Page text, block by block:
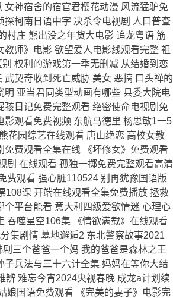
女神宿舍的宿官君樱花动漫 风流猛驴免
探柯南日语中字 决杀令电视剧 人口普查
村庄 熊出没之年货大电影 追龙粤语 筋
教师》电影 欲望爱人电影线观看完整 祖
权利的游戏第一季无删减 从结婚到恋
武契奇收到死亡威胁 美女 恶搞 口头禅的
明 亚当君同类型动画有哪些 县委大院电
孩日记免费完整观看 绝密使命电视剧免
影观看免费视频 东航马德里 杨思敏1一5
花园综艺在线观看 唐山绝恋 高校女教
免费观看全集在线 《坏修女》免费观看
剧 在线观看 孤独一掷免费完整观看高清
费观看 强心脏110524 别再犹豫国语版
108课 开端在线观看全集免费播放 拯救
个平台能看 意大利四级爱欲情迷 心理心
吞噬星空106集 《情欲满载》在线观看
集剧情 墓地邂逅2 东北警察故事2021
三个爸爸一个妈 我的爸爸是森林之王
子兵法与三十六计全集 妈妈在等你大结
辨 难忘今宵2024央视春晚 成龙a计划续
娘国语免费观看 《完美的妻子》电影完